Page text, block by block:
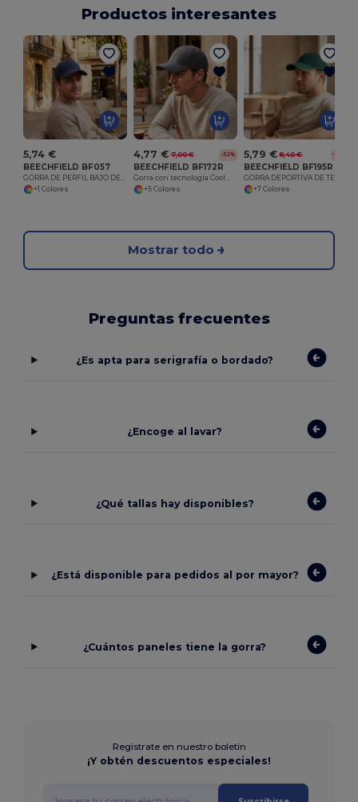
Productos interesantes
5,74 €
BEECHFIELD BF057
+1 Colores
4,77 € 7,00 € -32%
BEECHFIELD BF172R
+5 Colores
5,79 € 8,40 € -31%
BEECHFIELD BF195R
+7 Colores
Mostrar todo
Preguntas frecuentes
¿Es apta para serigrafía o bordado?
¿Encoge al lavar?
¿Qué tallas hay disponibles?
¿Está disponible para pedidos al por mayor?
¿Cuántos paneles tiene la gorra?
Regístrate en nuestro boletín
¡Y obtén descuentos especiales!